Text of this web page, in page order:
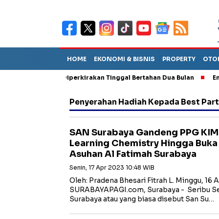
HOME EKONOMI & BISNIS PROPERTY
Sebut TPA Diperkirakan Tinggal Bertahan Dua Bulan Empat
Penyerahan Hadiah Kepada Best
SAN Surabaya Gandeng PPG
Learning Chemistry Hingga
Asuhan Al Fatimah Surabaya
Senin, 17 Apr 2023 10:48 WIB
Oleh: Pradena Bhesari Fitrah L. Minggu,
SURABAYAPAGI.com, Surabaya - Seribu
Surabaya atau yang biasa disebut San Su…